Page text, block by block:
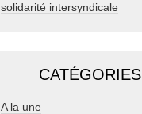
solidarité intersyndicale
CATÉGORIES
A la une